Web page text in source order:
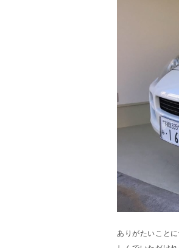
ありがたいこと